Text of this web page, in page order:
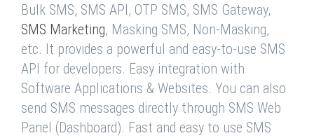
Bulk SMS, SMS API, OTP SMS, SMS Gateway,
SMS Marketing, Masking SMS, Non-Masking,
etc. It provides a powerful and easy-to-use SMS
API for developers. Easy integration with
Software Applications & Websites. You can also
send SMS messages directly through SMS Web
Panel (Dashboard). Fast and easy to use SMS